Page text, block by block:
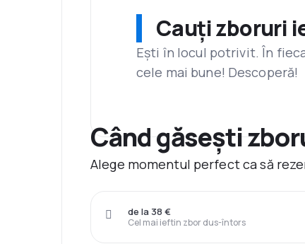
Cauți zboruri
Ești în locul potrivit. În
cele mai bune! Descoperă!
Când găsești
Alege momentul perfect ca să
Cel mai ieftin zbor dus-întors
de la 38 €